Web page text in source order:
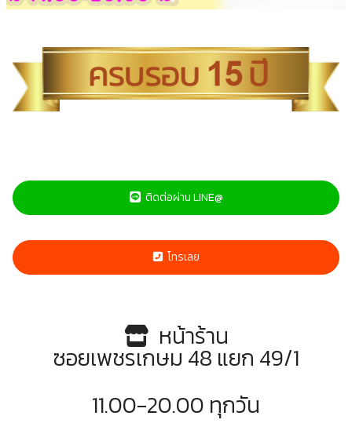
ติดต่อผ่าน LINE@
โทรเลย
หน้าร้าน
ซอยเพชรเกษม 48 แยก 49/1
11.00-20.00 ทุกวัน